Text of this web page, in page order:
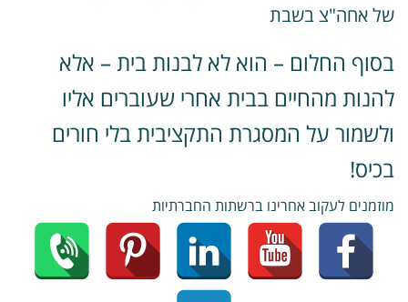
אחה"צ בשבת
החלום – הוא לא לבנות בית – אלא
מהחיים בבית אחרי שעוברים אליו
על המסגרת התקציבית בלי חורים
לעקוב אחרינו ברשתות החברתיות